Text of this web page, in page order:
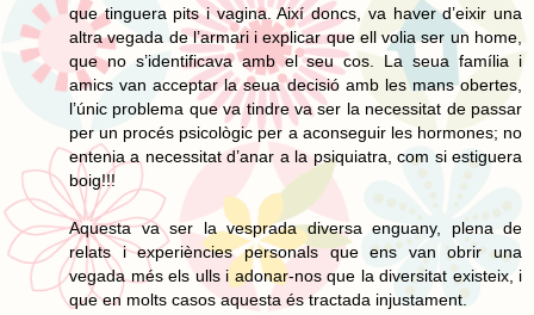
que tinguera pits i vagina. Així doncs, va haver d’eixir una
altra vegada de l’armari i explicar que ell volia ser un home,
que no s’identificava amb el seu cos. La seua família i
amics van acceptar la seua decisió amb les mans obertes,
l’únic problema que va tindre va ser la necessitat de passar
per un procés psicològic per a aconseguir les hormones; no
entenia a necessitat d’anar a la psiquiatra, com si estiguera
boig!!!
Aquesta va ser la vesprada diversa enguany, plena de
relats i experiències personals que ens van obrir una
vegada més els ulls i adonar-nos que la diversitat existeix, i
que en molts casos aquesta és tractada injustament.